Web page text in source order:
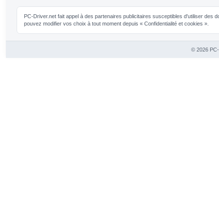
PC-Driver.net fait appel à des partenaires publicitaires susceptibles d'utiliser
pouvez modifier vos choix à tout moment depuis « Confidentialité et cookies ».
© 2026